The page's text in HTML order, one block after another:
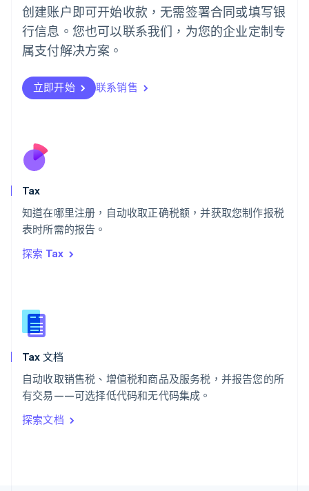
创建账户即可开始收款，无需签署合同或填写银
行信息。您也可以联系我们，为您的企业定制专
属支付解决方案。
立即开始 联系销售
Tax
知道在哪里注册，自动收取正确税额，并获取您制作报税
表时所需的报告。
探索 Tax
Tax 文档
自动收取销售税、增值税和商品及服务税，并报告您的所
有交易——可选择低代码和无代码集成。
探索文档
English
葡萄牙
PortuguêsEnglish
日本
瑞典
Svenska English
瑞士
English
斯洛伐克
泰国
ไทยEnglish
English
English
新西兰
匈牙利
意大利
ItalianoEnglish
印度
English